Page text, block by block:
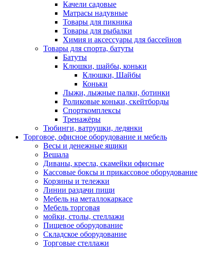
Качели садовые
Матрасы надувные
Товары для пикника
Товары для рыбалки
Химия и аксессуары для бассейнов
Товары для спорта, батуты
Батуты
Клюшки, шайбы, коньки
Клюшки, Шайбы
Коньки
Лыжи, лыжные палки, ботинки
Роликовые коньки, скейтборды
Спорткомплексы
Тренажёры
Тюбинги, ватрушки, ледянки
Торговое, офисное оборудование и мебель
Весы и денежные ящики
Вешала
Диваны, кресла, скамейки офисные
Кассовые боксы и прикассовое оборудование
Корзины и тележки
Линии раздачи пищи
Мебель на металлокаркасе
Мебель торговая
мойки, столы, стеллажи
Пищевое оборудование
Складское оборудование
Торговые стеллажи